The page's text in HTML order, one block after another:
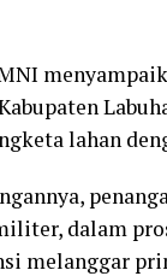
lahan
dalam
melanggar